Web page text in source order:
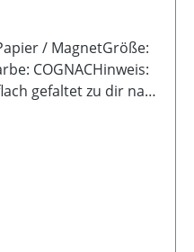
/ MagnetGröße:
COGNACHinweis:
gefaltet zu dir nach
bleibt